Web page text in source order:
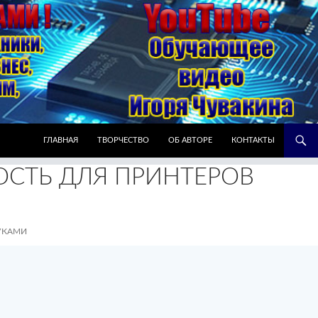
ГЛАВНАЯ
ТВОРЧЕСТВО ОБ АВТОРЕ КОНТАКТЫ
ДЛЯ ПРИНТЕРОВ